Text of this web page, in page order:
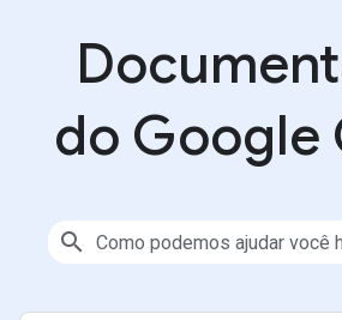
do Google